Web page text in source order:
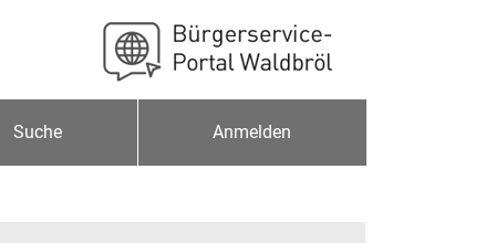
Suche Anmelden